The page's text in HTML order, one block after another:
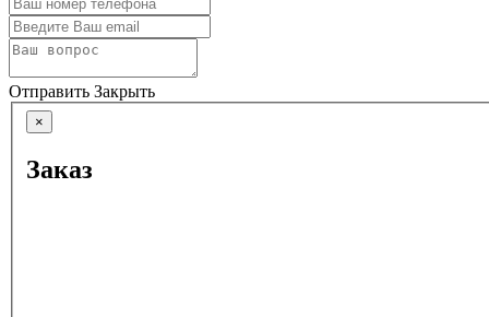
Отправить Закрыть
×
Заказ